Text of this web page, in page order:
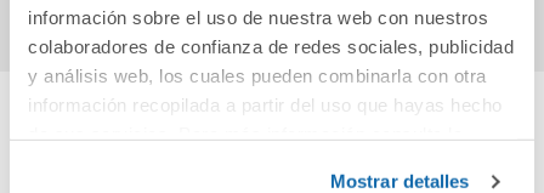
información sobre el uso de nuestra web con nuestros
colaboradores de confianza de redes sociales, publicidad
y análisis web, los cuales pueden combinarla con otra
información recopilada a partir del uso que hayas hecho
Mostrar detalles
Cuéntanos tu opinión